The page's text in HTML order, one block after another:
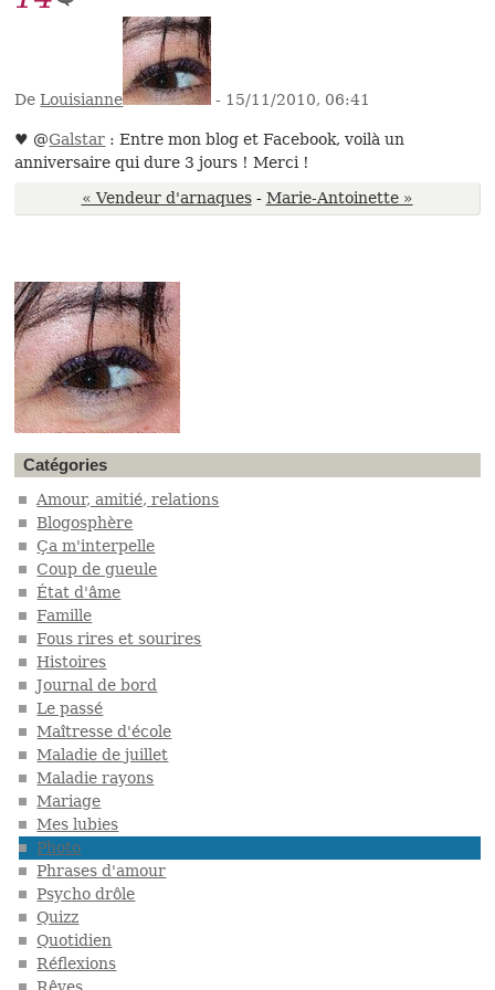
DeLouisianne - 15/11/2010, 06:41
♥ @Galstar : Entre mon blog et Facebook, voilà un
anniversaire qui dure 3 jours ! Merci !
« Vendeur d'arnaques - Marie-Antoinette »
Catégories
Amour, amitié, relations
Blogosphère
Ça m'interpelle
Coup de gueule
État d'âme
Famille
Fous rires et sourires
Histoires
Journal de bord
Le passé
Maîtresse d'école
Maladie de juillet
Maladie rayons
Mariage
Mes lubies
Photo
Phrases d'amour
Psycho drôle
Quizz
Quotidien
Réflexions